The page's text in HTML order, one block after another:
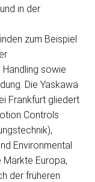
in der
zum Beispiel
sowie
Die Yaskawa
Frankfurt gliedert
Controls
Environmental
Märkte Europa,
der früheren